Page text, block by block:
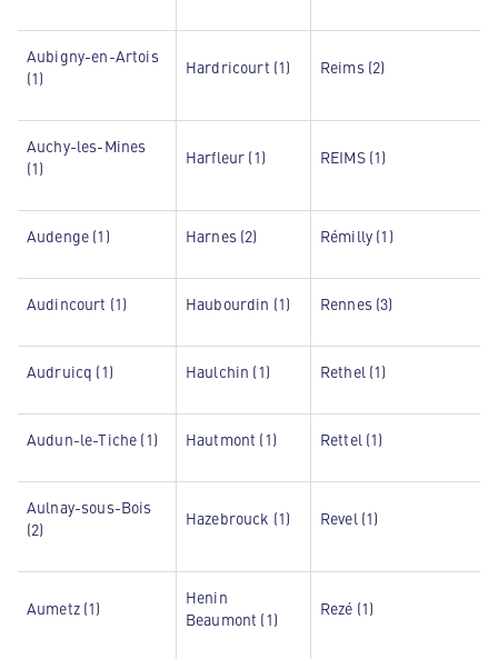
Aubigny-en-Artois
(1)
Hardricourt (1) Reims (2)
Auchy-les-Mines
(1)
Harfleur (1) REIMS (1)
Audenge (1) Harnes (2) Rémilly (1)
Audincourt (1) Haubourdin (1) Rennes (3)
Audruicq (1) Haulchin (1) Rethel (1)
Audun-le-Tiche (1) Hautmont (1) Rettel (1)
Aulnay-sous-Bois
(2)
Hazebrouck (1) Revel (1)
Aumetz (1)
Henin
Beaumont (1)
Rezé (1)